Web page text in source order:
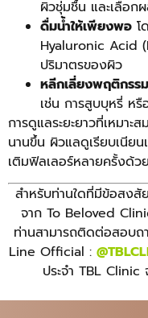
ผิวชุ่มชื้น และเลือก
ดื่มน้ำให้เพียงพอ โ
Hyaluronic Acid
ปริมาตรของผิว
หลีกเลี่ยงพฤติกรร
เช่น การสูบบุหรี่ หรื
การดูแลระยะยาวที่เหมา
นานขึ้น ผิวแลดูเรียบเนียน
เติมฟิลเลอร์หลายครั้งด้ว
สำหรับท่านใดที่มีข้อสง
จาก To Beloved
ท่านสามารถติดต่อสอบ
Line Official :
ประจำ TBL Clinic